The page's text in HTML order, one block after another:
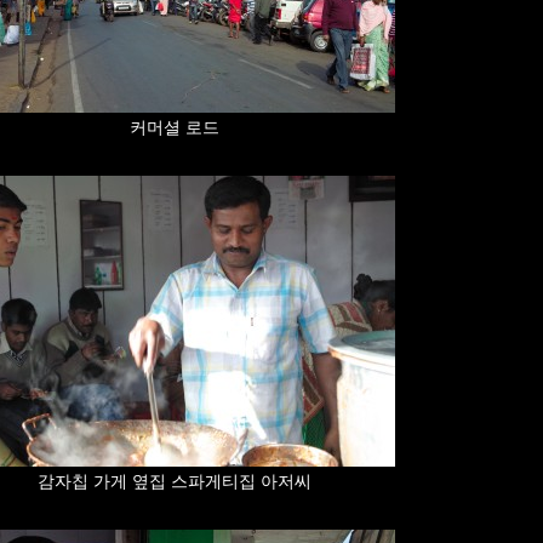
커머셜 로드
감자칩 가게 옆집 스파게티집 아저씨